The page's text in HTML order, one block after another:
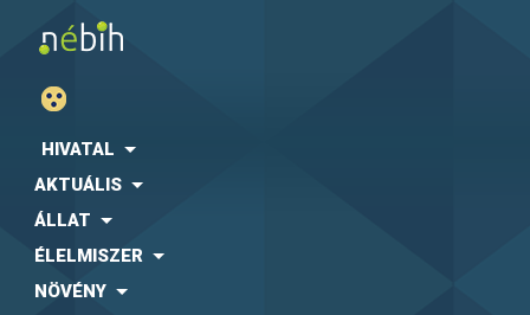
HIVATAL
AKTUÁLIS
ÁLLAT
ÉLELMISZER
NÖVÉNY